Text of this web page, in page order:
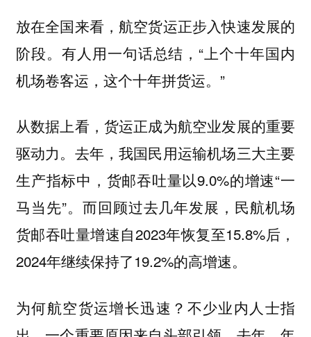
放在全国来看，航空货运正步入快速发展的
阶段。有人用一句话总结，“上个十年国内
机场卷客运，这个十年拼货运。”
从数据上看，货运正成为航空业发展的重要
驱动力。去年，我国民用运输机场三大主要
生产指标中，货邮吞吐量以9.0%的增速“一
马当先”。而回顾过去几年发展，民航机场
货邮吞吐量增速自2023年恢复至15.8%后，
2024年继续保持了19.2%的高增速。
为何航空货运增长迅速？不少业内人士指